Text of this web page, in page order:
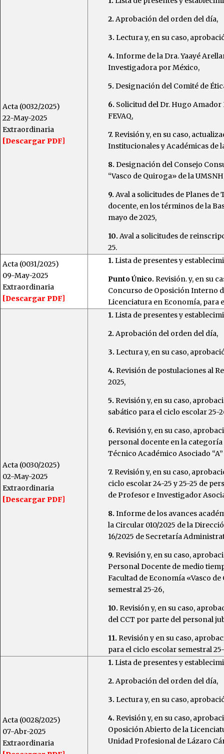
Acta (0032/2025)
22-May-2025
Extraordinaria
[Descargar PDF]
2. Aprobación del orden del día,
3. Lectura y, en su caso,
4. Informe de la Dra. Yaayé
Investigadora por México,
5. Designación del Comité de
6. Solicitud del Dr. Hugo
FEVAQ,
7. Revisión y, en su caso,
Institucionales y Académicas de
8. Designación del Consejo
“Vasco de Quiroga» de la
9. Aval a solicitudes de Planes
docente, en los términos de la
mayo de 2025,
10. Aval a solicitudes de
25.
Acta (0031/2025)
09-May-2025
Extraordinaria
[Descargar PDF]
1. Lista de presentes y
Punto Único. Revisión. y, en su
Concurso de Oposición Interno
Licenciatura en Economía, para
Acta (0030/2025)
02-May-2025
Extraordinaria
[Descargar PDF]
1. Lista de presentes y
2. Aprobación del orden del día,
3. Lectura y, en su caso,
4. Revisión de postulaciones al
2025,
5. Revisión y, en su caso,
sabático para el ciclo escolar 25-
6. Revisión y, en su caso,
personal docente en la
Técnico Académico Asociado
7. Revisión y, en su caso,
ciclo escolar 24-25 y 25-25 de
de Profesor e Investigador
8. Informe de los avances
la Circular 010/2025 de la
16/2025 de Secretaría
9. Revisión y, en su caso,
Personal Docente de medio
Facultad de Economía «Vasco
semestral 25-26,
10. Revisión y, en su caso,
del CCT por parte del personal
11. Revisión y en su caso,
para el ciclo escolar semestral
Acta (0028/2025)
07-Abr-2025
Extraordinaria
1. Lista de presentes y
2. Aprobación del orden del día,
3. Lectura y, en su caso,
4. Revisión y, en su caso,
Oposición Abierto de la
Unidad Profesional de Lázaro